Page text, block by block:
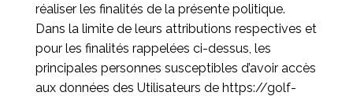
réaliser les finalités de la présente politique.
Dans la limite de leurs attributions respectives et
pour les finalités rappelées ci-dessus, les
principales personnes susceptibles d’avoir accès
aux données des Utilisateurs de https://golf-